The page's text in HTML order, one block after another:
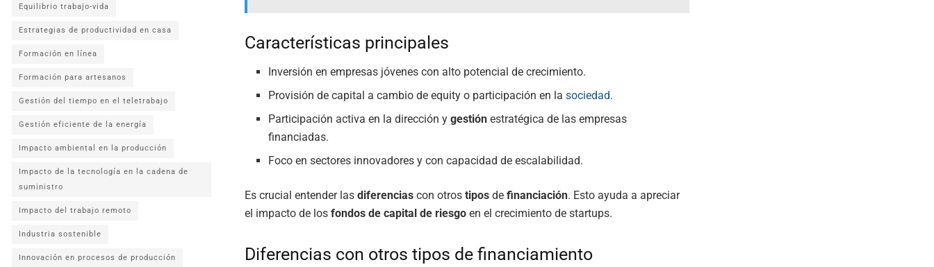
Características principales
Inversión en empresas jóvenes con alto potencial de crecimiento.
Provisión de capital a cambio de equity o participación en lasociedad.
Participación activa en la dirección ygestión estratégica de las empresas
financiadas.
Foco en sectores innovadores y con capacidad de escalabilidad.
Es crucial entender las diferencias con otros tipos de financiación. Esto ayuda a apreciar
el impacto de los fondos de capital de riesgo en el crecimiento de startups.
Diferencias con otros tipos de financiamiento
Equilibrio trabajo-vida
Estrategias de productividad en casa
Formación en línea
Formación para artesanos
Gestión del tiempo en el teletrabajo
Gestión eficiente de la energía
Impacto ambiental en la producción
Impacto de la tecnología en la cadena de
suministro
Impacto del trabajo remoto
Industria sostenible
Innovación en procesos de producción